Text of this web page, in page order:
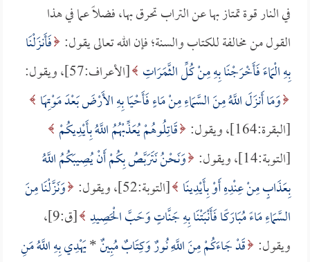
في النار قوة تمتاز بها عن التراب تحرق بها، فضلاً عما في هذا
القول من مخالفة للكتاب والسنة؛ فإن الله تعالى يقول: فَأَنزَلْنَا
بِهِ الْمَاءَ فَأَخْرَجْنَا بِهِ مِنْ كُلِّ الثَّمَرَاتِ [الأعراف:57]، ويقول:
وَمَا أَنزَلَ اللَّهُ مِنَ السَّمَاءِ مِنْ مَاءٍ فَأَحْيَا بِهِ الأَرْضَ بَعْدَ مَوْتِهَا
[البقرة:164]، ويقول:
قَاتِلُوهُمْ يُعَذِّبْهُمُ اللَّهُ بِأَيْدِيكُمْ
[التوبة:14]، ويقول:
وَنَحْنُ نَتَرَبَّصُ بِكُمْ أَنْ يُصِيبَكُمُ اللَّهُ
بِعَذَابٍ مِنْ عِنْدِهِ أَوْ بِأَيْدِينَا [التوبة:52]، ويقول:
وَنَزَّلْنَا مِنَ
السَّمَاءِ مَاءً مُبَارَكًا فَأَنْبَتْنَا بِهِ جَنَّاتٍ وَحَبَّ الْحَصِيدِ
[ق:9]،
ويقول: قَدْ جَاءَكُمْ مِنَ اللَّهِ نُورٌ وَكِتَابٌ مُبِينٌ*يَهْدِي بِهِ اللَّهُ مَنِ